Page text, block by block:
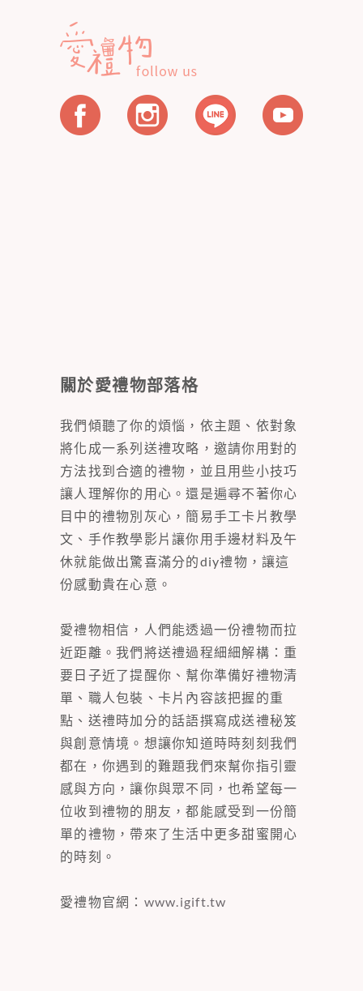
關於愛禮物部落格
我們傾聽了你的煩惱，依主題、依對象
將化成一系列送禮攻略，邀請你用對的
方法找到合適的禮物，並且用些小技巧
讓人理解你的用心。還是遍尋不著你心
目中的禮物別灰心，簡易手工卡片教學
文、手作教學影片讓你用手邊材料及午
休就能做出驚喜滿分的diy禮物，讓這
份感動貴在心意。
愛禮物相信，人們能透過一份禮物而拉
近距離。我們將送禮過程細細解構：重
要日子近了提醒你、幫你準備好禮物清
單、職人包裝、卡片內容該把握的重
點、送禮時加分的話語撰寫成送禮秘笈
與創意情境。想讓你知道時時刻刻我們
都在，你遇到的難題我們來幫你指引靈
感與方向，讓你與眾不同，也希望每一
位收到禮物的朋友，都能感受到一份簡
單的禮物，帶來了生活中更多甜蜜開心
的時刻。
愛禮物官網： www.igift.tw